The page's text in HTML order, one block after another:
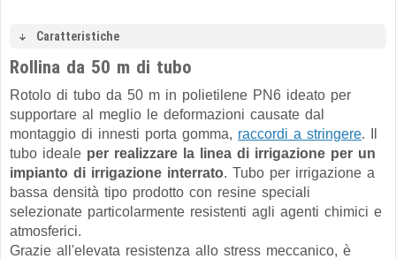
Caratteristiche
Rollina da 50 m di tubo
Rotolo di tubo da 50 m in polietilene PN6 ideato per
supportare al meglio le deformazioni causate dal
montaggio di innesti porta gomma, raccordi a stringere. Il
tubo ideale per realizzare la linea di irrigazione per un
impianto di irrigazione interrato. Tubo per irrigazione a
bassa densità tipo prodotto con resine speciali
selezionate particolarmente resistenti agli agenti chimici e
atmosferici.
Grazie all'elevata resistenza allo stress meccanico, è